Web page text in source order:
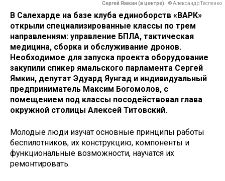
Сергей Ямкин (в центре). © Александр Тесленко
В Салехарде на базе клуба единоборств «ВАРК»
открыли специализированные классы по трем
направлениям: управление БПЛА, тактическая
медицина, сборка и обслуживание дронов.
Необходимое для запуска проекта оборудование
закупили спикер ямальского парламента Сергей
Ямкин, депутат Эдуард Яунгад и индивидуальный
предприниматель Максим Богомолов, с
помещением под классы посодействовал глава
окружной столицы Алексей Титовский.
Молодые люди изучат основные принципы работы
беспилотников, их конструкцию, компоненты и
функциональные возможности, научатся их
ремонтировать.